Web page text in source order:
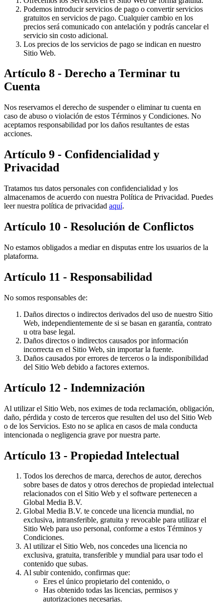
Podemos introducir servicios de pago o convertir servicios
gratuitos en servicios de pago. Cualquier cambio en los
precios será comunicado con antelación y podrás cancelar el
servicio sin costo adicional.
Los precios de los servicios de pago se indican en nuestro
Sitio Web.
Artículo 8 - Derecho a Terminar tu
Cuenta
Nos reservamos el derecho de suspender o eliminar tu cuenta en
caso de abuso o violación de estos Términos y Condiciones. No
aceptamos responsabilidad por los daños resultantes de estas
acciones.
Artículo 9 - Confidencialidad y
Privacidad
Tratamos tus datos personales con confidencialidad y los
almacenamos de acuerdo con nuestra Política de Privacidad. Puedes
leer nuestra política de privacidad aquí.
Artículo 10 - Resolución de Conflictos
No estamos obligados a mediar en disputas entre los usuarios de la
plataforma.
Artículo 11 - Responsabilidad
No somos responsables de:
Daños directos o indirectos derivados del uso de nuestro Sitio
Web, independientemente de si se basan en garantía, contrato
u otra base legal.
Daños directos o indirectos causados por información
incorrecta en el Sitio Web, sin importar la fuente.
Daños causados por errores de terceros o la indisponibilidad
del Sitio Web debido a factores externos.
Artículo 12 - Indemnización
Al utilizar el Sitio Web, nos eximes de toda reclamación, obligación,
daño, pérdida y costo de terceros que resulten del uso del Sitio Web
o de los Servicios. Esto no se aplica en casos de mala conducta
intencionada o negligencia grave por nuestra parte.
Artículo 13 - Propiedad Intelectual
Todos los derechos de marca, derechos de autor, derechos
sobre bases de datos y otros derechos de propiedad intelectual
relacionados con el Sitio Web y el software pertenecen a
Global Media B.V.
Global Media B.V. te concede una licencia mundial, no
exclusiva, intransferible, gratuita y revocable para utilizar el
Sitio Web para uso personal, conforme a estos Términos y
Condiciones.
Al utilizar el Sitio Web, nos concedes una licencia no
exclusiva, gratuita, transferible y mundial para usar todo el
contenido que subas.
Al subir contenido, confirmas que:
Eres el único propietario del contenido, o
Has obtenido todas las licencias, permisos y
autorizaciones necesarias.